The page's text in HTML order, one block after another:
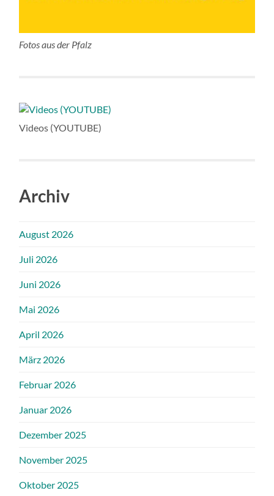
Fotos aus der Pfalz
Videos (YOUTUBE)
Archiv
August 2026
Juli 2026
Juni 2026
Mai 2026
April 2026
März 2026
Februar 2026
Januar 2026
Dezember 2025
November 2025
Oktober 2025